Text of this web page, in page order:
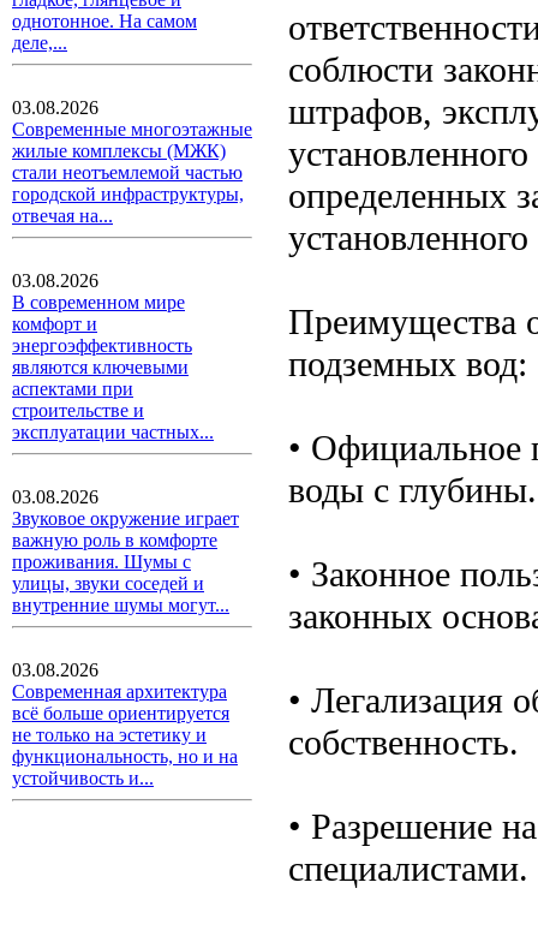
однотонное. На самом
деле,...
03.08.2026
Современные многоэтажные
жилые комплексы (МЖК)
стали неотъемлемой частью
городской инфраструктуры,
отвечая на...
03.08.2026
В современном мире
комфорт и
энергоэффективность
являются ключевыми
аспектами при
строительстве и
эксплуатации частных...
03.08.2026
Звуковое окружение играет
важную роль в комфорте
проживания. Шумы с
улицы, звуки соседей и
внутренние шумы могут...
03.08.2026
Современная архитектура
всё больше ориентируется
не только на эстетику и
функциональность, но и на
устойчивость и...
соблюсти
штрафов,
определенных
Преимущества
подземных вод:
• Официальное
воды с глубины.
• Законное
законных
• Легализация
собственность.
• Разрешение
специалистами.